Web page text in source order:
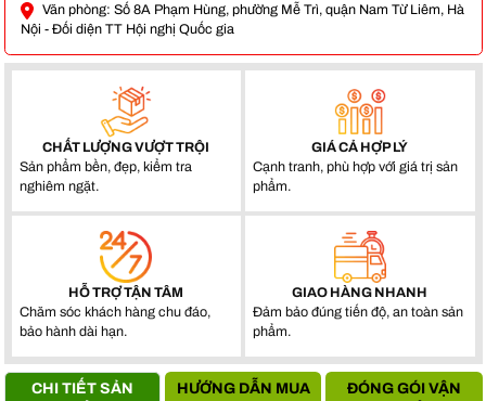
Văn phòng: Số 8A Phạm Hùng, phường Mễ Trì, quận Nam Từ Liêm, Hà
Nội - Đối diện TT Hội nghị Quốc gia
CHẤT LƯỢNG VƯỢT TRỘI
Sản phẩm bền, đẹp, kiểm tra
nghiêm ngặt.
GIÁ CẢ HỢP LÝ
Cạnh tranh, phù hợp với giá trị sản
phẩm.
HỖ TRỢ TẬN TÂM
Chăm sóc khách hàng chu đáo,
bảo hành dài hạn.
GIAO HÀNG NHANH
Đảm bảo đúng tiến độ, an toàn sản
phẩm.
CHI TIẾT SẢN
HƯỚNG DẪN MUA
ĐÓNG GÓI VẬN